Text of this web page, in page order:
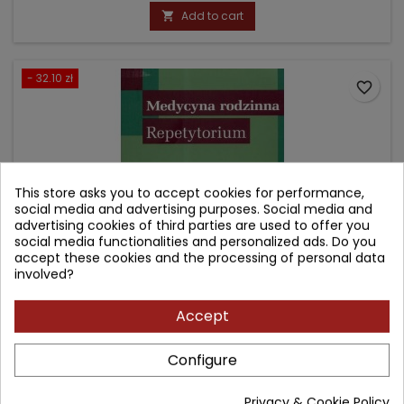
price
 Add to cart
- 32.10 zł
MEDYCYNA RODZINNA REPETYTORIUM
Author: Bożydar Latkowski
(0)
favorite_border
This store asks you to accept cookies for performance,
social media and advertising purposes. Social media and
advertising cookies of third parties are used to offer you
social media functionalities and personalized ads. Do you
accept these cookies and the processing of personal data
involved?
Accept
Configure